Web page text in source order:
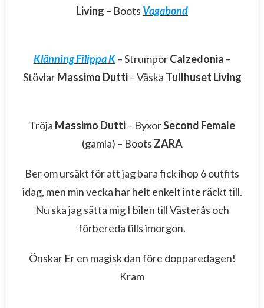
Living – Boots Vagabond
Klänning Filippa K– StrumporCalzedonia –
StövlarMassimo Dutti– Väska Tullhuset Living
Tröja Massimo Dutti– ByxorSecond Female
(gamla) – Boots ZARA
Ber om ursäkt för att jag bara fick ihop 6 outfits
idag, men min vecka har helt enkelt inte räckt till.
Nu ska jag sätta mig I bilen till Västerås och
förbereda tills imorgon.
Önskar Er en magisk dan före dopparedagen!
Kram